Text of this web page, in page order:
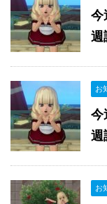
今
週
お
今
週
お